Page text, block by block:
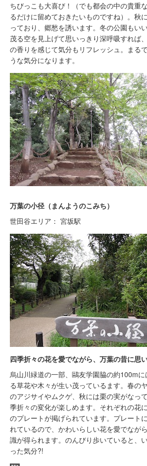
ちびっこも大喜び！（でも都会の中の貴重
るだけに留めておきたいものですね）。秋
っており、郷愁を誘います。冬の公園もい
茂る空を見上げて思いっきり深呼吸すれば
の香りを感じて気分もリフレッシュ。まる
うな気分になります。
万葉の小径（まんようのこみち）
世田谷エリア： 宮坂駅
四季折々の花を愛でながら、万葉の昔に思
烏山川緑道の一部、鷗友学園脇の約100m
る草花や木々が生い茂っているます。春の
のアジサイやムクゲ、秋には栗の実がなっ
季折々の変化が楽しめます。それぞれの花
のプレートが掲げられています。プレート
れているので、かわいらしい花を愛でなが
識が得られます。のんびり歩いていると、
った気分?!